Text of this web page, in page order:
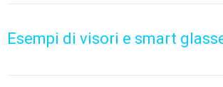
Esempi di visori e smart